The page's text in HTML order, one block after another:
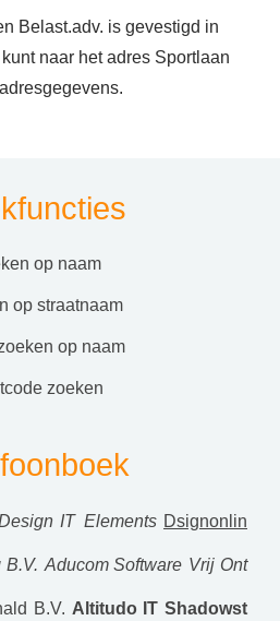
Belast.adv. is gevestigd in
naar het adres Sportlaan
op naam
op straatnaam
zoeken op naam
zoeken
IT Elements Dsignonlin
B.V. Aducom Software Vrij Ont
B.V. Altitudo IT Shadowst